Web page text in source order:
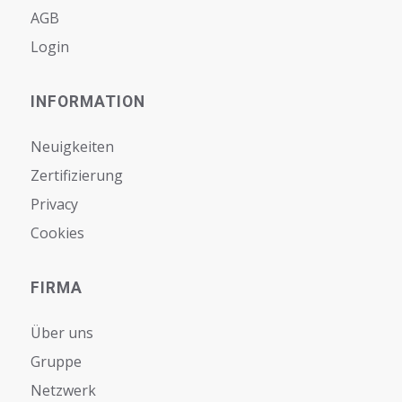
AGB
Login
INFORMATION
Neuigkeiten
Zertifizierung
Privacy
Cookies
FIRMA
Über uns
Gruppe
Netzwerk